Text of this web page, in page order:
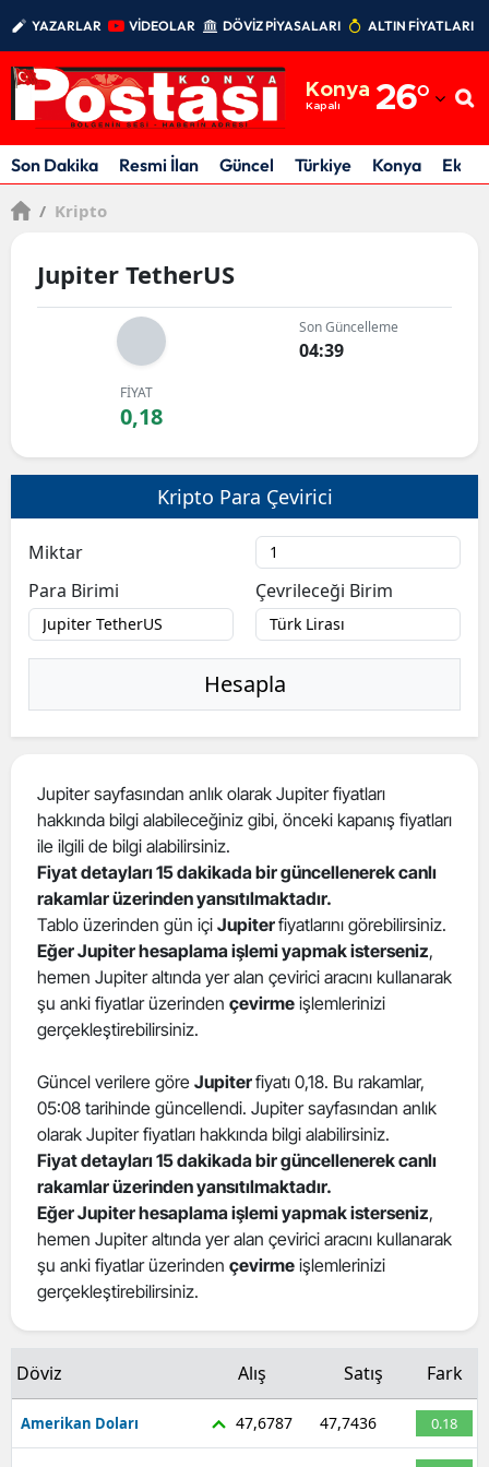
YAZARLAR VİDEOLAR DÖVİZ PİYASALARI ALTIN FİYATLARI
Konya
Kapalı 26°
Adıyaman
Afyonkarahisar
Antalya
Bitlis
Bolu
Bursa
Çanakkale
Çankırı
Çorum
Denizli
Diyarbakır
Edirne
Erzincan
Erzurum
Gaziantep
Giresun
Hakkari
Isparta
Son Dakika Resmi İlan Güncel Türkiye Konya
/ Kripto
Jupiter TetherUS
Son Güncelleme
04:39
FİYAT
0,18
Kripto Para Çevirici
Miktar
Para Birimi
Çevrileceği Birim
Hesapla
Jupiter sayfasından anlık olarak Jupiter fiyatları
hakkında bilgi alabileceğiniz gibi, önceki kapanış fiyatları
ile ilgili de bilgi alabilirsiniz.
Fiyat detayları 15 dakikada bir güncellenerek canlı
rakamlar üzerinden yansıtılmaktadır.
Tablo üzerinden gün içi Jupiterfiyatlarını görebilirsiniz.
Eğer Jupiter hesaplama işlemi yapmak isterseniz,
hemen Jupiter altında yer alan çevirici aracını kullanarak
şu anki fiyatlar üzerinden çevirme işlemlerinizi
gerçekleştirebilirsiniz.
Güncel verilere göre Jupiterfiyatı 0,18. Bu rakamlar,
05:08 tarihinde güncellendi. Jupiter sayfasından anlık
olarak Jupiter fiyatları hakkında bilgi alabilirsiniz.
Fiyat detayları 15 dakikada bir güncellenerek canlı
rakamlar üzerinden yansıtılmaktadır.
Eğer Jupiter hesaplama işlemi yapmak isterseniz,
hemen Jupiter altında yer alan çevirici aracını kullanarak
şu anki fiyatlar üzerinden çevirme işlemlerinizi
gerçekleştirebilirsiniz.
Döviz Alış Satış Fark
Amerikan Doları 47,6787 47,7436 0.18